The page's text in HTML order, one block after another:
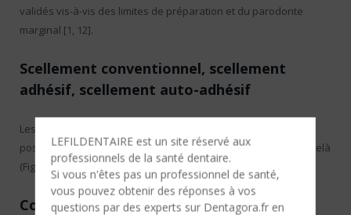
LEFILDENTAIRE est un site réservé aux
professionnels de la santé dentaire.
Si vous n'êtes​ pas un professionnel de santé,
vous pouvez obtenir des réponses à vos
questions par des experts sur Dentagora.fr en
validés vis-à-vis des limites de préparation et du parodonte
margi­nal [1, 12].
Scellement conventionnel, scellement
adhésif, scellement auto-adhésif
Les objectifs sont d’obtenir le joint de scellement le plus fin
possible et l’absence de débris au sein du sulcus, ou pire au-delà
(Fig. 6).
Collage